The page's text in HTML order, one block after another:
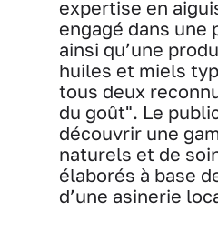
expertise en
engagé dans une
ainsi qu’une
huiles et miels
tous deux
du goût". Le
découvrir une
naturels et de
élaborés à base
d’une asinerie